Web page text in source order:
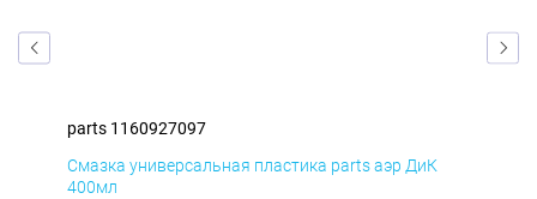
parts 1160927097
Смазка универсальная пластика parts аэр ДиК
400мл